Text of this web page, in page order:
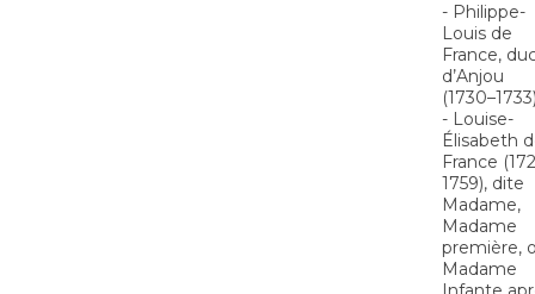
- Philippe-
Louis de
France,
d’Anjou
- Louise-
Élisabeth
France
1759), dite
Madame,
Madame
première,
Madame